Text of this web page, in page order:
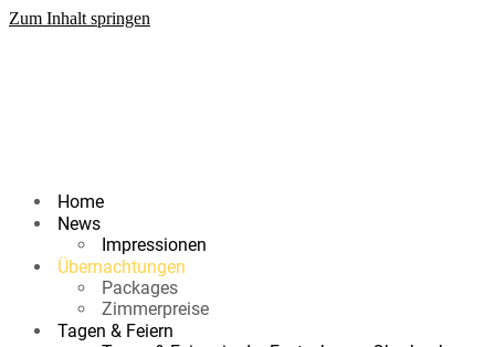
Zum Inhalt springen
Home
News
Impressionen
Übernachtungen
Packages
Zimmerpreise
Tagen & Feiern